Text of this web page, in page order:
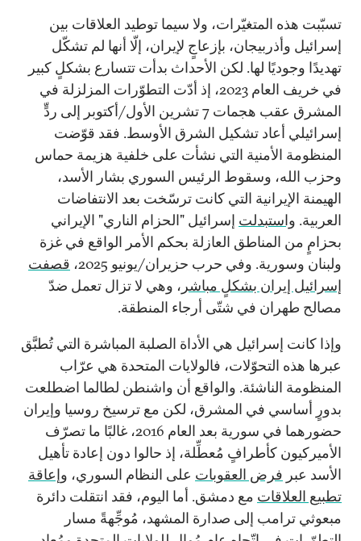
تسبّبت هذه المتغيّرات، ولا سيما توطيد العلاقات بين
إسرائيل وأذربيجان، بإزعاجٍ لإيران، إلّا أنها لم تشكّل
تهديدًا وجوديًا لها. لكن الأحداث بدأت تتسارع بشكلٍ كبير
في خريف العام 2023، إذ أدّت التطوّرات المزلزلة في
المشرق عقب هجمات 7 تشرين الأول/أكتوبر إلى ردٍّ
إسرائيلي أعاد تشكيل الشرق الأوسط. فقد قوّضت
المنظومة الأمنية التي نشأت على خلفية هزيمة حماس
وحزب الله، وسقوط الرئيس السوري بشار الأسد،
الهيمنة الإيرانية التي كانت ترسّخت بعد الانتفاضات
العربية. واستبدلت إسرائيل "الحزام الناري" الإيراني
بحزامٍ من المناطق العازلة بحكم الأمر الواقع في غزة
ولبنان وسورية. وفي حرب حزيران/يونيو 2025،
قصفت
إسرائيل إيران بشكلٍ مباشر ، وهي لا تزال تعمل ضدّ
مصالح طهران في شتّى أرجاء المنطقة.
وإذا كانت إسرائيل هي الأداة الصلبة المباشرة التي تُطبَّق
عبرها هذه التحوّلات، فالولايات المتحدة هي عرّاب
المنظومة الناشئة. والواقع أن واشنطن لطالما اضطلعت
بدورٍ أساسي في المشرق، لكن مع ترسيخ روسيا وإيران
حضورهما في سورية بعد العام 2016، غالبًا ما تصرّف
الأميركيون كأطرافٍ مُعطِّلة، إذ حالوا دون إعادة تأهيل
الأسد عبر فرض العقوبات على النظام السوري، وإعاقة
تطبيع العلاقات مع دمشق. أما اليوم، فقد انتقلت دائرة
مبعوثي ترامب إلى صدارة المشهد، مُوجِّهةً مسار